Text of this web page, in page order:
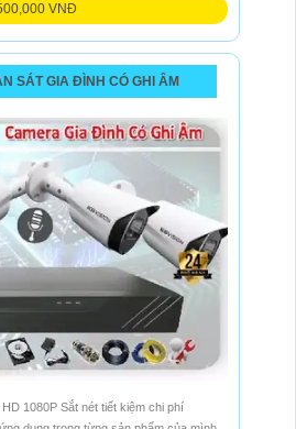
VNĐ
SÁT GIA ĐÌNH CÓ GHI ÂM
1080P Sắt nét tiết kiệm chi phí